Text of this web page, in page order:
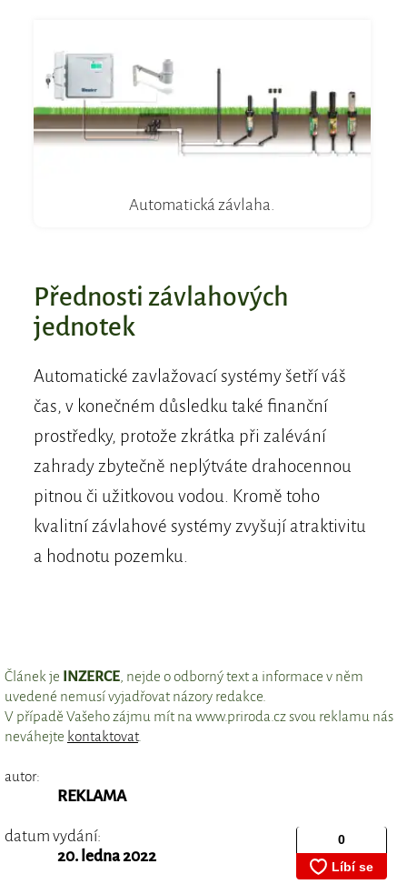
Automatická závlaha.
Přednosti závlahových
jednotek
Automatické zavlažovací systémy šetří váš
čas, v konečném důsledku také finanční
prostředky, protože zkrátka při zalévání
zahrady zbytečně neplýtváte drahocennou
pitnou či užitkovou vodou. Kromě toho
kvalitní závlahové systémy zvyšují atraktivitu
a hodnotu pozemku.
Článek je INZERCE , nejde o odborný text a informace v něm
uvedené nemusí vyjadřovat názory redakce.
V případě Vašeho zájmu mít na www.priroda.cz svou reklamu nás
neváhejte kontaktovat.
autor:
REKLAMA
datum vydání:
20. ledna 2022